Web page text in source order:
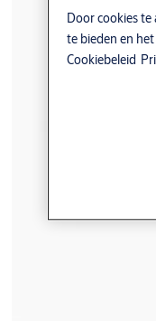
Door cookies te
te bieden en
Cookiebeleid